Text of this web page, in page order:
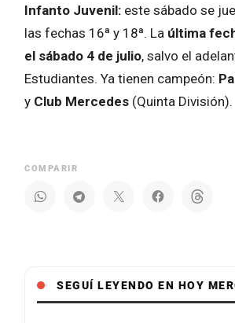
Infanto Juvenil: este sábado se
las fechas 16ª y 18ª. La última
el sábado 4 de julio, salvo el
Estudiantes. Ya tienen campeón:
y Club Mercedes (Quinta División).
COMPARIR
SEGUÍ LEYENDO EN HOY